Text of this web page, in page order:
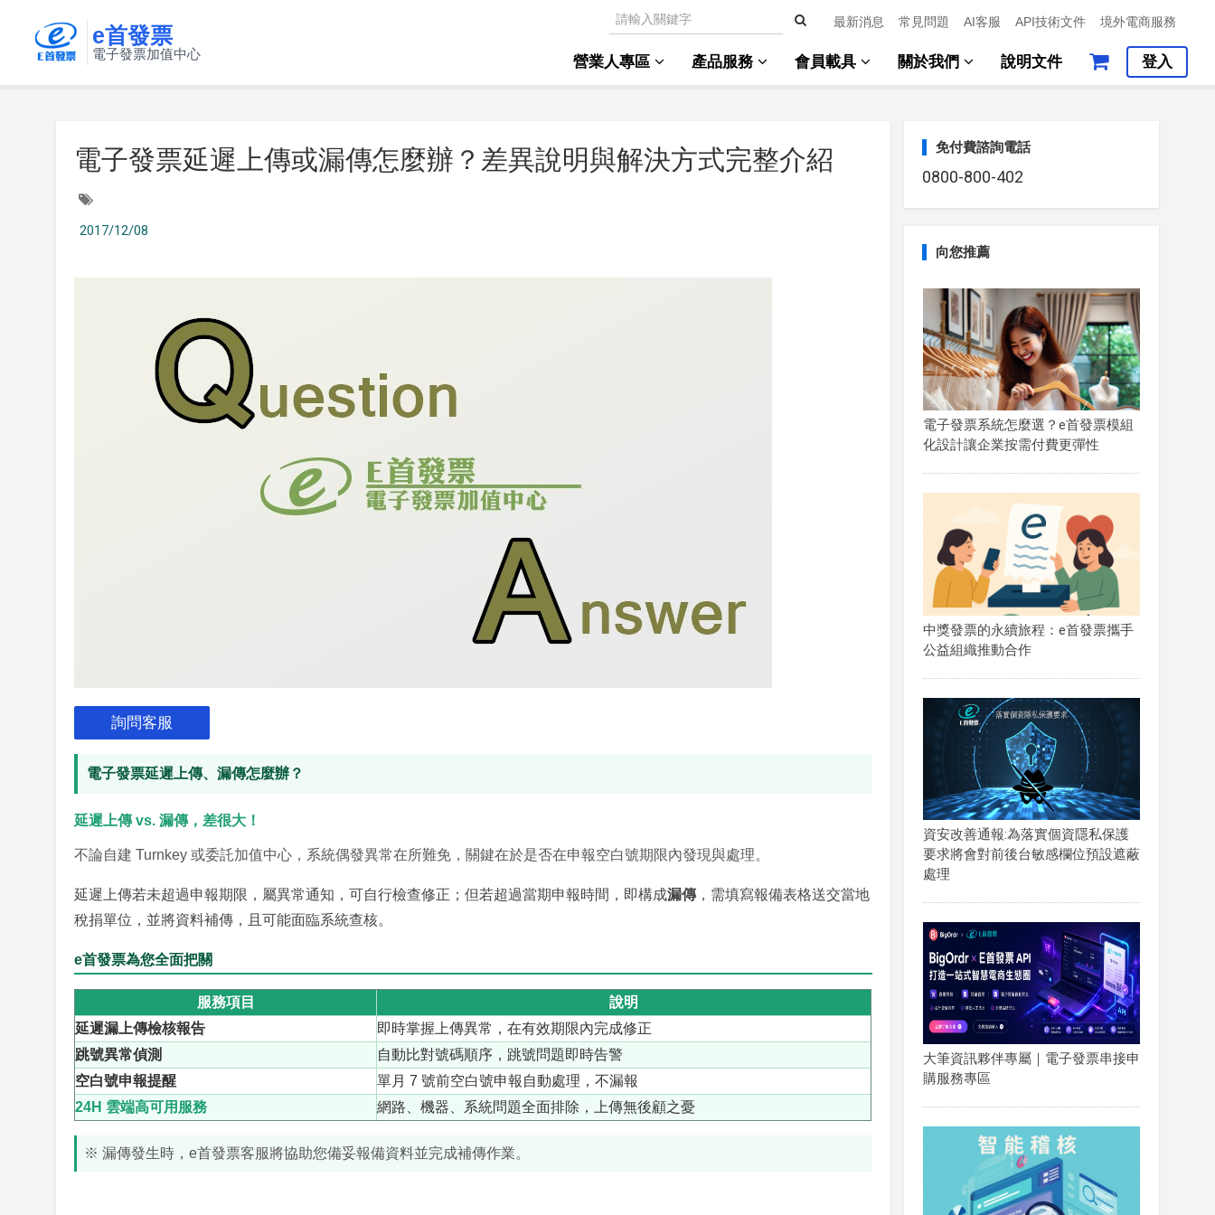
e首發票
電子發票加值中心
最新消息 常見問題 AI客服 API技術文件 境外電商服務
營業人專區 產品服務 會員載具 關於我們 說明文件 登入
電子發票延遲上傳或漏傳怎麼辦？差異說明與解決方式完整介紹
2017/12/08
詢問客服
電子發票延遲上傳、漏傳怎麼辦？
延遲上傳 vs. 漏傳，差很大！
不論自建 Turnkey 或委託加值中心，系統偶發異常在所難免，關鍵在於是否在申報空白號期限內發現與處理。
延遲上傳若未超過申報期限，屬異常通知，可自行檢查修正；但若超過當期申報時間，即構成漏傳，需填寫報備表格送交當地
稅捐單位，並將資料補傳，且可能面臨系統查核。
e首發票為您全面把關
服務項目
說明
延遲漏上傳檢核報告
即時掌握上傳異常，在有效期限內完成修正
跳號異常偵測
自動比對號碼順序，跳號問題即時告警
空白號申報提醒
單月 7 號前空白號申報自動處理，不漏報
24H 雲端高可用服務
網路、機器、系統問題全面排除，上傳無後顧之憂
※ 漏傳發生時，e首發票客服將協助您備妥報備資料並完成補傳作業。
免付費諮詢電話
0800-800-402
向您推薦
電子發票系統怎麼選？e首發票模組
化設計讓企業按需付費更彈性
中獎發票的永續旅程：e首發票攜手
公益組織推動合作
資安改善通報:為落實個資隱私保護
要求將會對前後台敏感欄位預設遮蔽
處理
大筆資訊夥伴專屬｜電子發票串接申
購服務專區